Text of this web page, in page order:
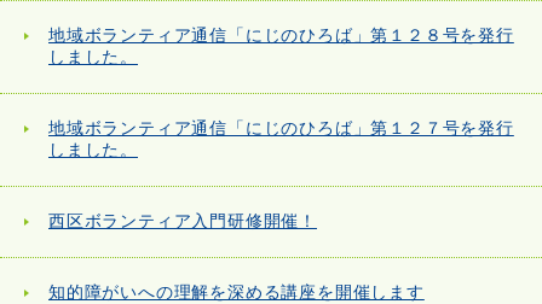
地域ボランティア通信「にじのひろば」第１２８号を発行
しました。
地域ボランティア通信「にじのひろば」第１２７号を発行
しました。
西区ボランティア入門研修開催！
知的障がいへの理解を深める講座を開催します